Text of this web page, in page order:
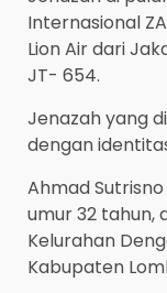
Internasional
Lion Air dari
JT- 654.
Jenazah yang
dengan
Ahmad
umur 32 tahun,
Kelurahan
Kabupaten